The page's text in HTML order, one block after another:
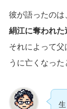
彼が語ったのは
絹江に奪われた
それによって
うに亡くなった